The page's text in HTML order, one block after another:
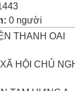
0 người
THANH OAI
HỘI CHỦ